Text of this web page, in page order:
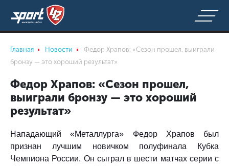
Главная Новости
Федор Храпов: «Сезон прошел, выиграли
бронзу — это хороший результат»
Федор Храпов: «Сезон прошел,
выиграли бронзу — это хороший
результат»
Нападающий «Металлурга» Федор Храпов был
признан лучшим новичком полуфинала Кубка
Чемпиона России. Он сыграл в шести матчах серии с